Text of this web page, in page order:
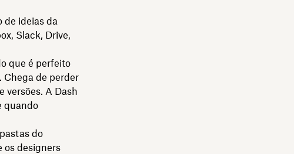
de ideias da
Slack, Drive,
que é perfeito
Chega de perder
versões. A Dash
quando
do
os designers